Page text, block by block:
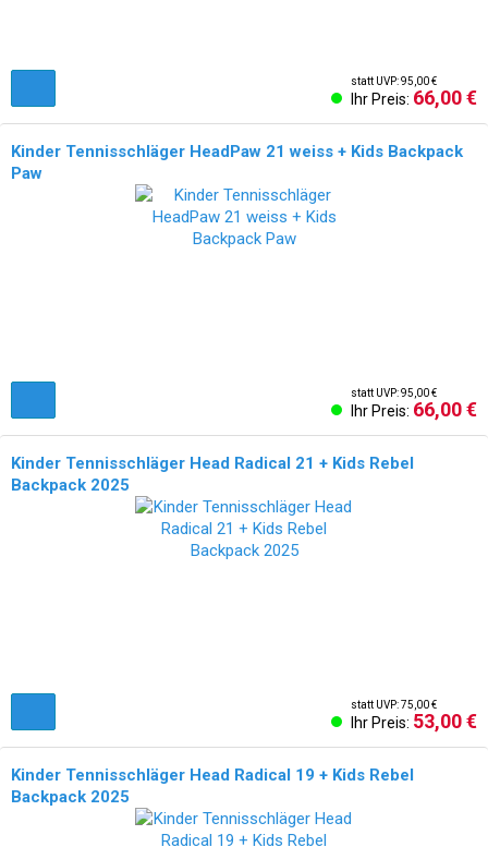
statt UVP: 95,00 €
Ihr Preis: 66,00 €
Kinder Tennisschläger HeadPaw 21 weiss + Kids Backpack
Paw
statt UVP: 95,00 €
Ihr Preis: 66,00 €
Kinder Tennisschläger Head Radical 21 + Kids Rebel
Backpack 2025
statt UVP: 75,00 €
Ihr Preis: 53,00 €
Kinder Tennisschläger Head Radical 19 + Kids Rebel
Backpack 2025